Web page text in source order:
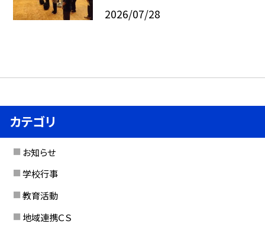
2026/07/28
カテゴリ
お知らせ
学校行事
教育活動
地域連携ＣＳ